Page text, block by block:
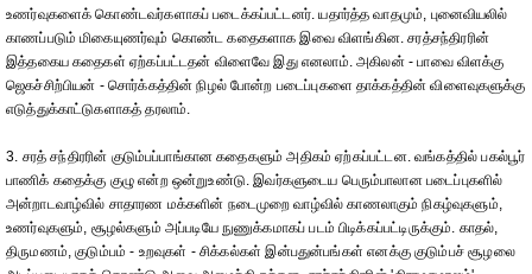
உணர்வுகளைக் கொண்டவர்களாகப் படைக்கப்பட்டனர். யதார்த்த வாதமும், புனைவியலில்
காணப்படும் மிகையுணர்வும் கொண்ட கதைகளாக இவை விளங்கின. சரத்சந்திரரின்
இத்தகைய கதைகள் ஏற்கப்பட்டதன் விளைவே இது எனலாம். அகிலன் - பாவை விளக்கு
ஜெகச்சிற்பியன் - சொர்க்கத்தின் நிழல் போன்ற படைப்புகளை தாக்கத்தின் விளைவுகளுக்கு
எடுத்துக்காட்டுகளாகத் தரலாம்.
3. சரத் சந்திரரின் குடும்பப்பாங்கான கதைகளும் அதிகம் ஏற்கப்பட்டன. வங்கத்தில் பகல்பூர்
பாணிக் கதைக்கு குழு என்ற ஒன்றுஉண்டு. இவர்களுடைய பெரும்பாலான படைப்புகளில்
அன்றாடவாழ்வில் சாதாரண மக்களின் நடைமுறை வாழ்வில் காணலாகும் நிகழ்வுகளும்,
உணர்வுகளும், சூழல்களும் அப்படியே நுணுக்கமாகப் படம் பிடிக்கப்பட்டிருக்கும். காதல்,
திருமணம், குடும்பம் - உறவுகள் - சிக்கல்கள் இன்பதுன்பங்கள் எனக்கு குடும்பச் சூழலை